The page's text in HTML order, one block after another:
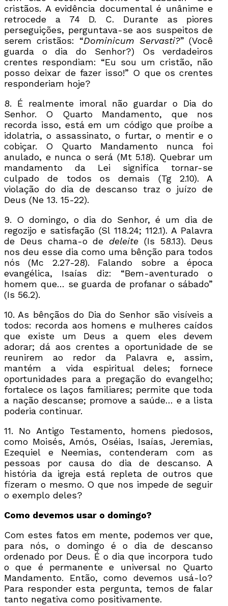
cristãos. A evidência documental é unânime e
retrocede a 74 D. C. Durante as piores
perseguições, perguntava-se aos suspeitos de
serem cristãos: “Dominicum Servasti?” (Você
guarda o dia do Senhor?) Os verdadeiros
crentes respondiam: “Eu sou um cristão, não
posso deixar de fazer isso!” O que os crentes
responderiam hoje?
8. É realmente imoral não guardar o Dia do
Senhor. O Quarto Mandamento, que nos
recorda isso, está em um código que proíbe a
idolatria, o assassinato, o furtar, o mentir e o
cobiçar. O Quarto Mandamento nunca foi
anulado, e nunca o será (Mt 5.18). Quebrar um
mandamento da Lei significa tornar-se
culpado de todos os demais (Tg 2.10). A
violação do dia de descanso traz o juízo de
Deus (Ne 13. 15-22).
9. O domingo, o dia do Senhor, é um dia de
regozijo e satisfação (Sl 118.24; 112.1). A Palavra
de Deus chama-o de deleite (Is 58.13). Deus
nos deu esse dia como uma bênção para todos
nós (Mc 2.27-28). Falando sobre a época
evangélica, Isaías diz: “Bem-aventurado o
homem que… se guarda de profanar o sábado”
(Is 56.2).
10. As bênçãos do Dia do Senhor são visíveis a
todos: recorda aos homens e mulheres caídos
que existe um Deus a quem eles devem
adorar; dá aos crentes a oportunidade de se
reunirem ao redor da Palavra e, assim,
mantém a vida espiritual deles; fornece
oportunidades para a pregação do evangelho;
fortalece os laços familiares; permite que toda
a nação descanse; promove a saúde… e a lista
poderia continuar.
11. No Antigo Testamento, homens piedosos,
como Moisés, Amós, Oséias, Isaías, Jeremias,
Ezequiel e Neemias, contenderam com as
pessoas por causa do dia de descanso. A
história da igreja está repleta de outros que
fizeram o mesmo. O que nos impede de seguir
o exemplo deles?
Como devemos usar o domingo?
Com estes fatos em mente, podemos ver que,
para nós, o domingo é o dia de descanso
ordenado por Deus. É o dia que incorpora tudo
o que é permanente e universal no Quarto
Mandamento. Então, como devemos usá-lo?
Para responder esta pergunta, temos de falar
tanto negativa como positivamente.